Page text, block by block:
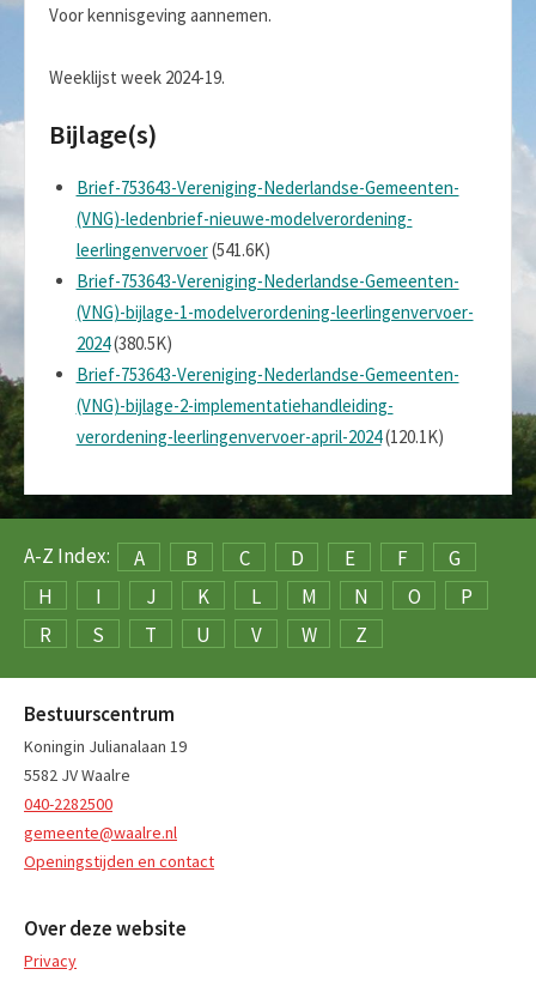
Voor kennisgeving aannemen.
Weeklijst week 2024-19.
Bijlage(s)
Brief-753643-Vereniging-Nederlandse-Gemeenten-
(VNG)-ledenbrief-nieuwe-modelverordening-
leerlingenvervoer(541.6K)
Brief-753643-Vereniging-Nederlandse-Gemeenten-
(VNG)-bijlage-1-modelverordening-leerlingenvervoer-
2024(380.5K)
Brief-753643-Vereniging-Nederlandse-Gemeenten-
(VNG)-bijlage-2-implementatiehandleiding-
verordening-leerlingenvervoer-april-2024(120.1K)
A-Z Index: A B C D E F
G
H
I J K L M N O
P
R
S T U V W Z
Bestuurscentrum
Koningin Julianalaan 19
5582 JV Waalre
040-2282500
gemeente@waalre.nl
Openingstijden en contact
Over deze website
Privacy